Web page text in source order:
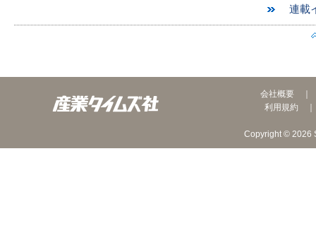
連載
会社概要
利用規約
Copyright © 2026